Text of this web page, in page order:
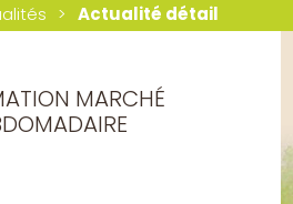
Actualité détail
MARCHÉ